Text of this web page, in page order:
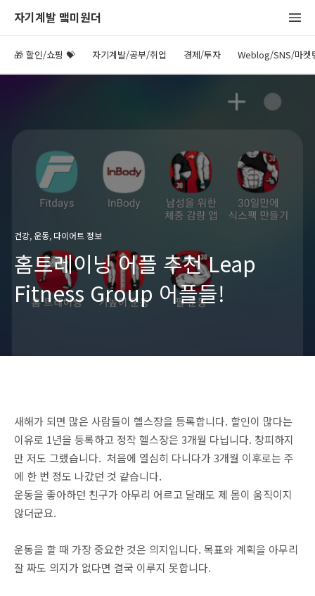
자기계발 맼미원더
🎁 할인/쇼핑 💝 자기계발/공부/취업 경제/투자 Weblog/SNS/마켓
건강, 운동, 다이어트 정보
홈트레이닝 어플 추천 Leap
Fitness Group 어플들!
새해가 되면 많은 사람들이 헬스장을 등록합니다. 할인이 많다는
이유로 1년을 등록하고 정작 헬스장은 3개월 다닙니다. 창피하지
만 저도 그랬습니다. 처음에 열심히 다니다가 3개월 이후로는 주
에 한 번 정도 나갔던 것 같습니다.
운동을 좋아하던 친구가 아무리 어르고 달래도 제 몸이 움직이지
않더군요.
운동을 할 때 가장 중요한 것은 의지입니다. 목표와 계획을 아무리
잘 짜도 의지가 없다면 결국 이루지 못합니다.